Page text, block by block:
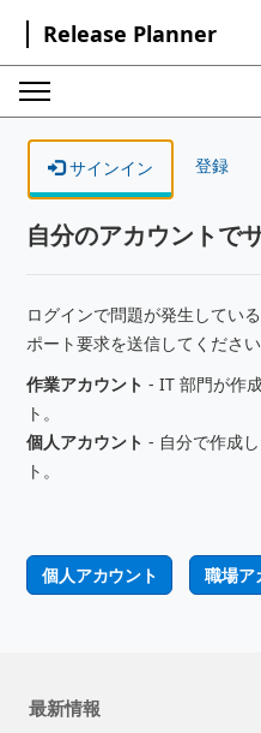
Release Planner
サインイン 登録
自分のアカウントで
ログインで問題が発生している
ポート要求を送信してください
作業アカウント - IT 部門が作
ト。
個人アカウント - 自分で作成
ト。
個人アカウント 職場ア
最新情報